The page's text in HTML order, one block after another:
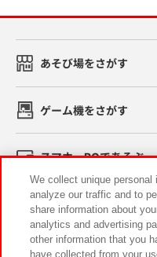
あそび場をさがす
ゲーム機をさがす
スマホ・PCであそぶ
イベント・キャンペーン
We collect unique
analyze our traffic and to
share information about
analytics and advertising
other information that you
have collected from your